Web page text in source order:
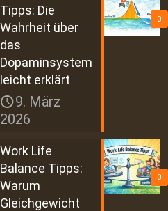
0
Tipps: Die
Wahrheit über
das
Dopaminsystem
leicht erklärt
9. März
2026
0
Work Life
Balance Tipps:
Warum
Gleichgewicht